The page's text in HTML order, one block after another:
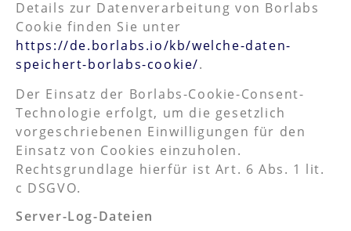
Details zur Datenverarbeitung von Borlabs
Cookie finden Sie unter
https://de.borlabs.io/kb/welche-daten-
speichert-borlabs-cookie/.
Der Einsatz der Borlabs-Cookie-Consent-
Technologie erfolgt, um die gesetzlich
vorgeschriebenen Einwilligungen für den
Einsatz von Cookies einzuholen.
Rechtsgrundlage hierfür ist Art. 6 Abs. 1 lit.
c DSGVO.
Server-Log-Dateien